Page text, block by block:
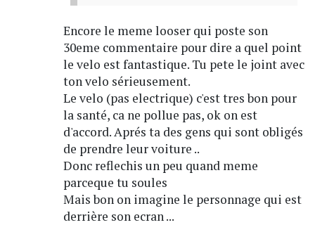
Encore le meme looser qui poste son
30eme commentaire pour dire a quel point
le velo est fantastique. Tu pete le joint avec
ton velo sérieusement.
Le velo (pas electrique) c'est tres bon pour
la santé, ca ne pollue pas, ok on est
d'accord. Aprés ta des gens qui sont obligés
de prendre leur voiture ..
Donc reflechis un peu quand meme
parceque tu soules
Mais bon on imagine le personnage qui est
derrière son ecran ...